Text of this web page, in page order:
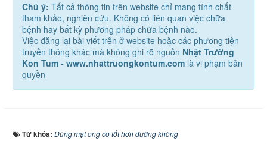
Chú ý: Tất cả thông tin trên website chỉ mang tính chất
tham khảo, nghiên cứu. Không có liên quan việc chữa
bệnh hay bất kỳ phương pháp chữa bệnh nào.
Việc đăng lại bài viết trên ở website hoặc các phương tiện
truyền thông khác mà không ghi rõ nguồn Nhật Trường
Kon Tum - www.nhattruongkontum.com là vi phạm bản
quyền
Từ khóa: Dùng mật ong có tốt hơn đường không